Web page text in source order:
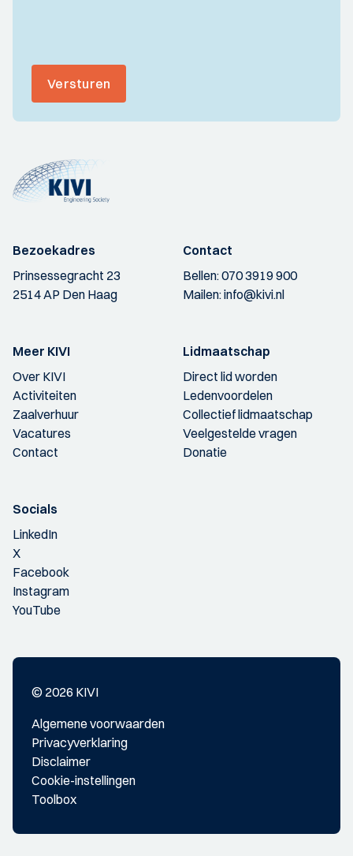
Versturen
Bezoekadres
Prinsessegracht 23
2514 AP Den Haag
Contact
Bellen:070 3919 900
Mailen:info@kivi.nl
Meer KIVI
Over KIVI
Activiteiten
Zaalverhuur
Vacatures
Contact
Lidmaatschap
Direct lid worden
Ledenvoordelen
Collectief lidmaatschap
Veelgestelde vragen
Donatie
Socials
LinkedIn
X
Facebook
Instagram
YouTube
© 2026 KIVI
Algemene voorwaarden
Privacyverklaring
Disclaimer
Cookie-instellingen
Toolbox